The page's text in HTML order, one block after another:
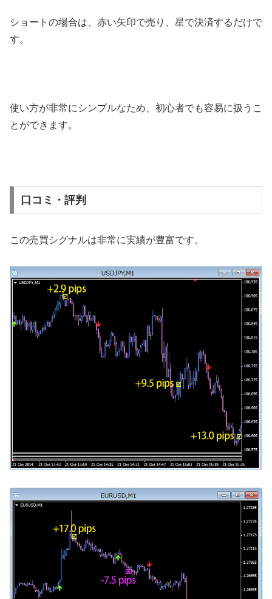
ショートの場合は、赤い矢印で売り、星で決済するだけで
す。
使い方が非常にシンプルなため、初心者でも容易に扱うこ
とができます。
口コミ・評判
この売買シグナルは非常に実績が豊富です。